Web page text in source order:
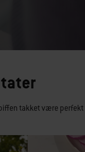
takket være